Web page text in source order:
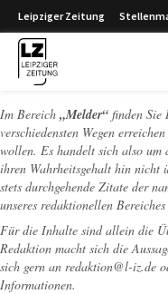
Leipziger Zeitung
Im Bereich „Melder“ finden Sie
verschiedensten Wegen
wollen. Es handelt sich also
ihren Wahrheitsgehalt hin nicht
stets durchgehende Zitate der
unseres redaktionellen
Für die Inhalte sind allein die
Redaktion macht sich die
sich gern an redaktion@l-iz.de
Informationen.